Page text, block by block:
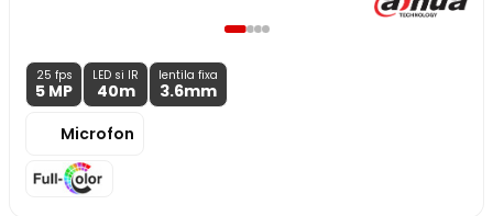
25 fps
5 MP
LED si IR
40m
lentila fixa
3.6mm
Microfon